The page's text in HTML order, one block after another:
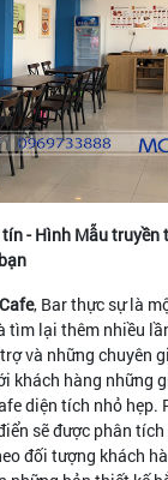
- Hình Mẫu truyền
, Bar thực sự là
tìm lại thêm nhiều
và những chuyên
khách hàng những
diện tích nhỏ hẹp.
sẽ được phân
đối tượng khách